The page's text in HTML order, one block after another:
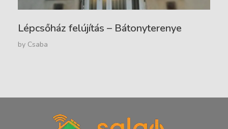
Lépcsőház felújítás – Bátonyterenye
by Csaba